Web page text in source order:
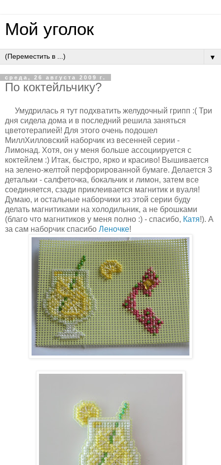
Мой уголок
▼
среда, 26 августа 2009 г.
По коктейльчику?
Умудрилась я тут подхватить желудочный грипп :( Три
дня сидела дома и в последний решила заняться
цветотерапией! Для этого очень подошел
МиллХилловский наборчик из весенней серии -
Лимонад. Хотя, он у меня больше ассоциируется с
коктейлем :) Итак, быстро, ярко и красиво! Вышивается
на зелено-желтой перфорированной бумаге. Делается 3
детальки - салфеточка, бокальчик и лимон, затем все
соединяется, сзади приклеивается магнитик и вуаля!
Думаю, и остальные наборчики из этой серии буду
делать магнитиками на холодильник, а не брошками
(благо что магнитиков у меня полно :) - спасибо, Катя!). А
за сам наборчик спасибо Леночке!